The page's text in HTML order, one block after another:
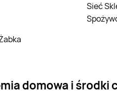
Sieć
domowa i środki